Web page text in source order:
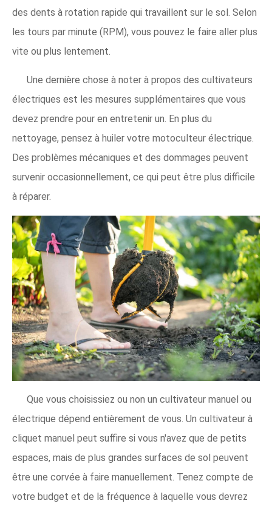
des dents à rotation rapide qui travaillent sur le sol. Selon
les tours par minute (RPM), vous pouvez le faire aller plus
vite ou plus lentement.
Une dernière chose à noter à propos des cultivateurs
électriques est les mesures supplémentaires que vous
devez prendre pour en entretenir un. En plus du
nettoyage, pensez à huiler votre motoculteur électrique.
Des problèmes mécaniques et des dommages peuvent
survenir occasionnellement, ce qui peut être plus difficile
à réparer.
Que vous choisissiez ou non un cultivateur manuel ou
électrique dépend entièrement de vous. Un cultivateur à
cliquet manuel peut suffire si vous n'avez que de petits
espaces, mais de plus grandes surfaces de sol peuvent
être une corvée à faire manuellement. Tenez compte de
votre budget et de la fréquence à laquelle vous devrez